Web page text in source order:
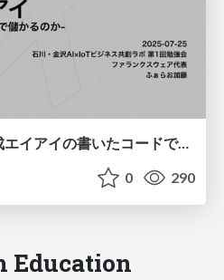
俺と生成エイアイ -生成エイアイの書いたコードで儲かるのか-
0 290
Education